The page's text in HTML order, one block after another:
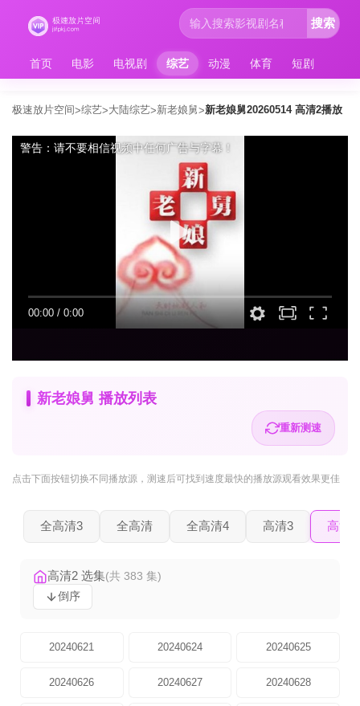
首页 电影 电视剧 综艺 动漫 体育 短剧
搜索
极速放片空间>综艺>大陆综艺>新老娘舅>新老娘舅20260514 高清2播放
00:00 / 0:00
警告：请不要相信视频中任何广告与字幕！
新老娘舅 播放列表
重新测速
点击下面按钮切换不同播放源 ，测速后可找到速度最快的播放源观看效果更佳
全高清3 全高清 全高清4 高清3 高清2
高清2 选集(共 383 集)
倒序
20240621 20240624 20240625
20240626 20240627 20240628